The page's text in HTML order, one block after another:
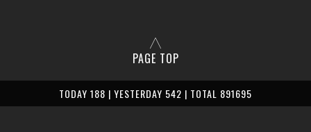
PAGE TOP
TODAY 188 | YESTERDAY 542 | TOTAL 891695